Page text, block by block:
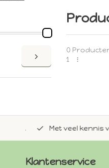
0
1
Met veel kennis
Klantenservice